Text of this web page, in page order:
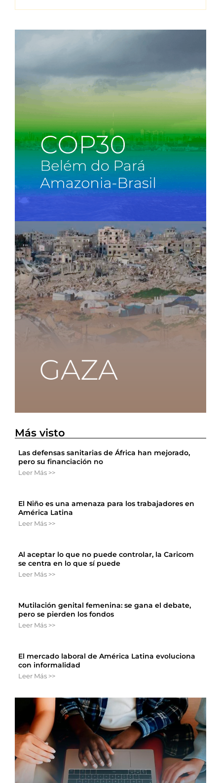
Más visto
Las defensas sanitarias de África han mejorado,
pero su financiación no
Leer Más >>
El Niño es una amenaza para los trabajadores en
América Latina
Leer Más >>
Al aceptar lo que no puede controlar, la Caricom
se centra en lo que sí puede
Leer Más >>
Mutilación genital femenina: se gana el debate,
pero se pierden los fondos
Leer Más >>
El mercado laboral de América Latina evoluciona
con informalidad
Leer Más >>